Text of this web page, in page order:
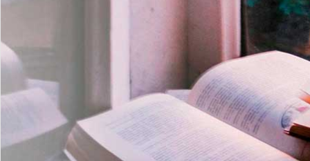
Finais
6º AO 9º ANO FUNDAMENTAL
Inglês: Turmas Reduzidas
(Proficiência)